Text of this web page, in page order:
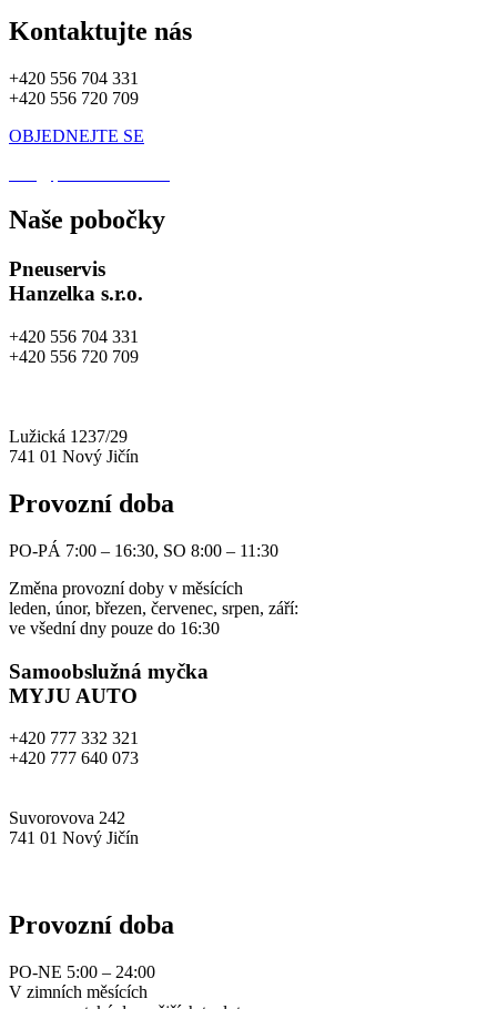
Kontaktujte nás
+420 556 704 331
+420 556 720 709
OBJEDNEJTE SE
Naše pobočky
Pneuservis
Hanzelka s.r.o.
+420 556 704 331
+420 556 720 709
Lužická 1237/29
741 01 Nový Jičín
Provozní doba
PO-PÁ 7:00 – 16:30, SO 8:00 – 11:30
Změna provozní doby v měsících
leden, únor, březen, červenec, srpen, září:
ve všední dny pouze do 16:30
Samoobslužná myčka
MYJU AUTO
+420 777 332 321
+420 777 640 073
Suvorovova 242
741 01 Nový Jičín
Provozní doba
PO-NE 5:00 – 24:00
V zimních měsících